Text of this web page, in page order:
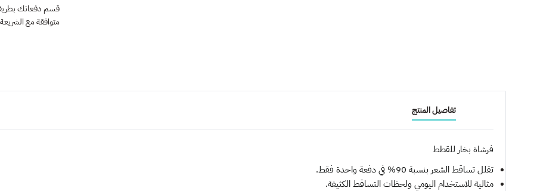
متوافقة مع
تفاصيل المنتج
فرشاة بخار للقطط
تقلل تساقط الشعر بنسبة 90% في دفعة واحدة فقط.
مثالية للاستخدام اليومي ولحظات التساقط الكثيفة.